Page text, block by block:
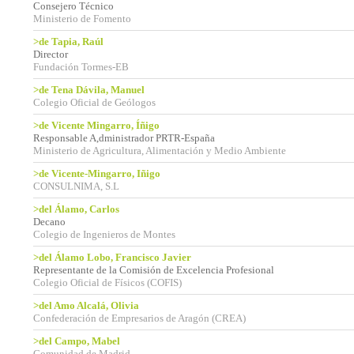
Consejero Técnico
Ministerio de Fomento
>de Tapia, Raúl
Director
Fundación Tormes-EB
>de Tena Dávila, Manuel
Colegio Oficial de Geólogos
>de Vicente Mingarro, Íñigo
Responsable A,dministrador PRTR-España
Ministerio de Agricultura, Alimentación y Medio Ambiente
>de Vicente-Mingarro, Iñigo
CONSULNIMA, S.L
>del Álamo, Carlos
Decano
Colegio de Ingenieros de Montes
>del Álamo Lobo, Francisco Javier
Representante de la Comisión de Excelencia Profesional
Colegio Oficial de Físicos (COFIS)
>del Amo Alcalá, Olivia
Confederación de Empresarios de Aragón (CREA)
>del Campo, Mabel